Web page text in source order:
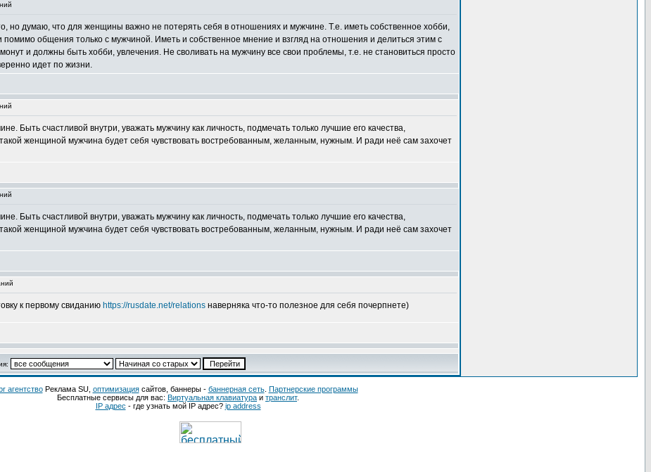
но думаю, что для женщины важно не потерять себя в отношениях и мужчине. Т.е. иметь собственное хобби,
общения только с мужчиной. Иметь и собственное мнение и взгляд на отношения и делиться этим с
и должны быть хобби, увлечения. Не своливать на мужчину все свои проблемы, т.е. не становиться просто
идет по жизни.
Быть счастливой внутри, уважать мужчину как личность, подмечать только лучшие его качества,
женщиной мужчина будет себя чувствовать востребованным, желанным, нужным. И ради неё сам захочет
Быть счастливой внутри, уважать мужчину как личность, подмечать только лучшие его качества,
женщиной мужчина будет себя чувствовать востребованным, желанным, нужным. И ради неё сам захочет
к первому свиданию https://rusdate.net/relations наверняка что-то полезное для себя почерпнете)
агентствоРеклама SU, оптимизациясайтов, баннеры - баннерная сеть. Партнерские программы
Бесплатные сервисы для вас: Виртуальная клавиатура и транслит.
IP адрес - где узнать мой IP адрес? ip address